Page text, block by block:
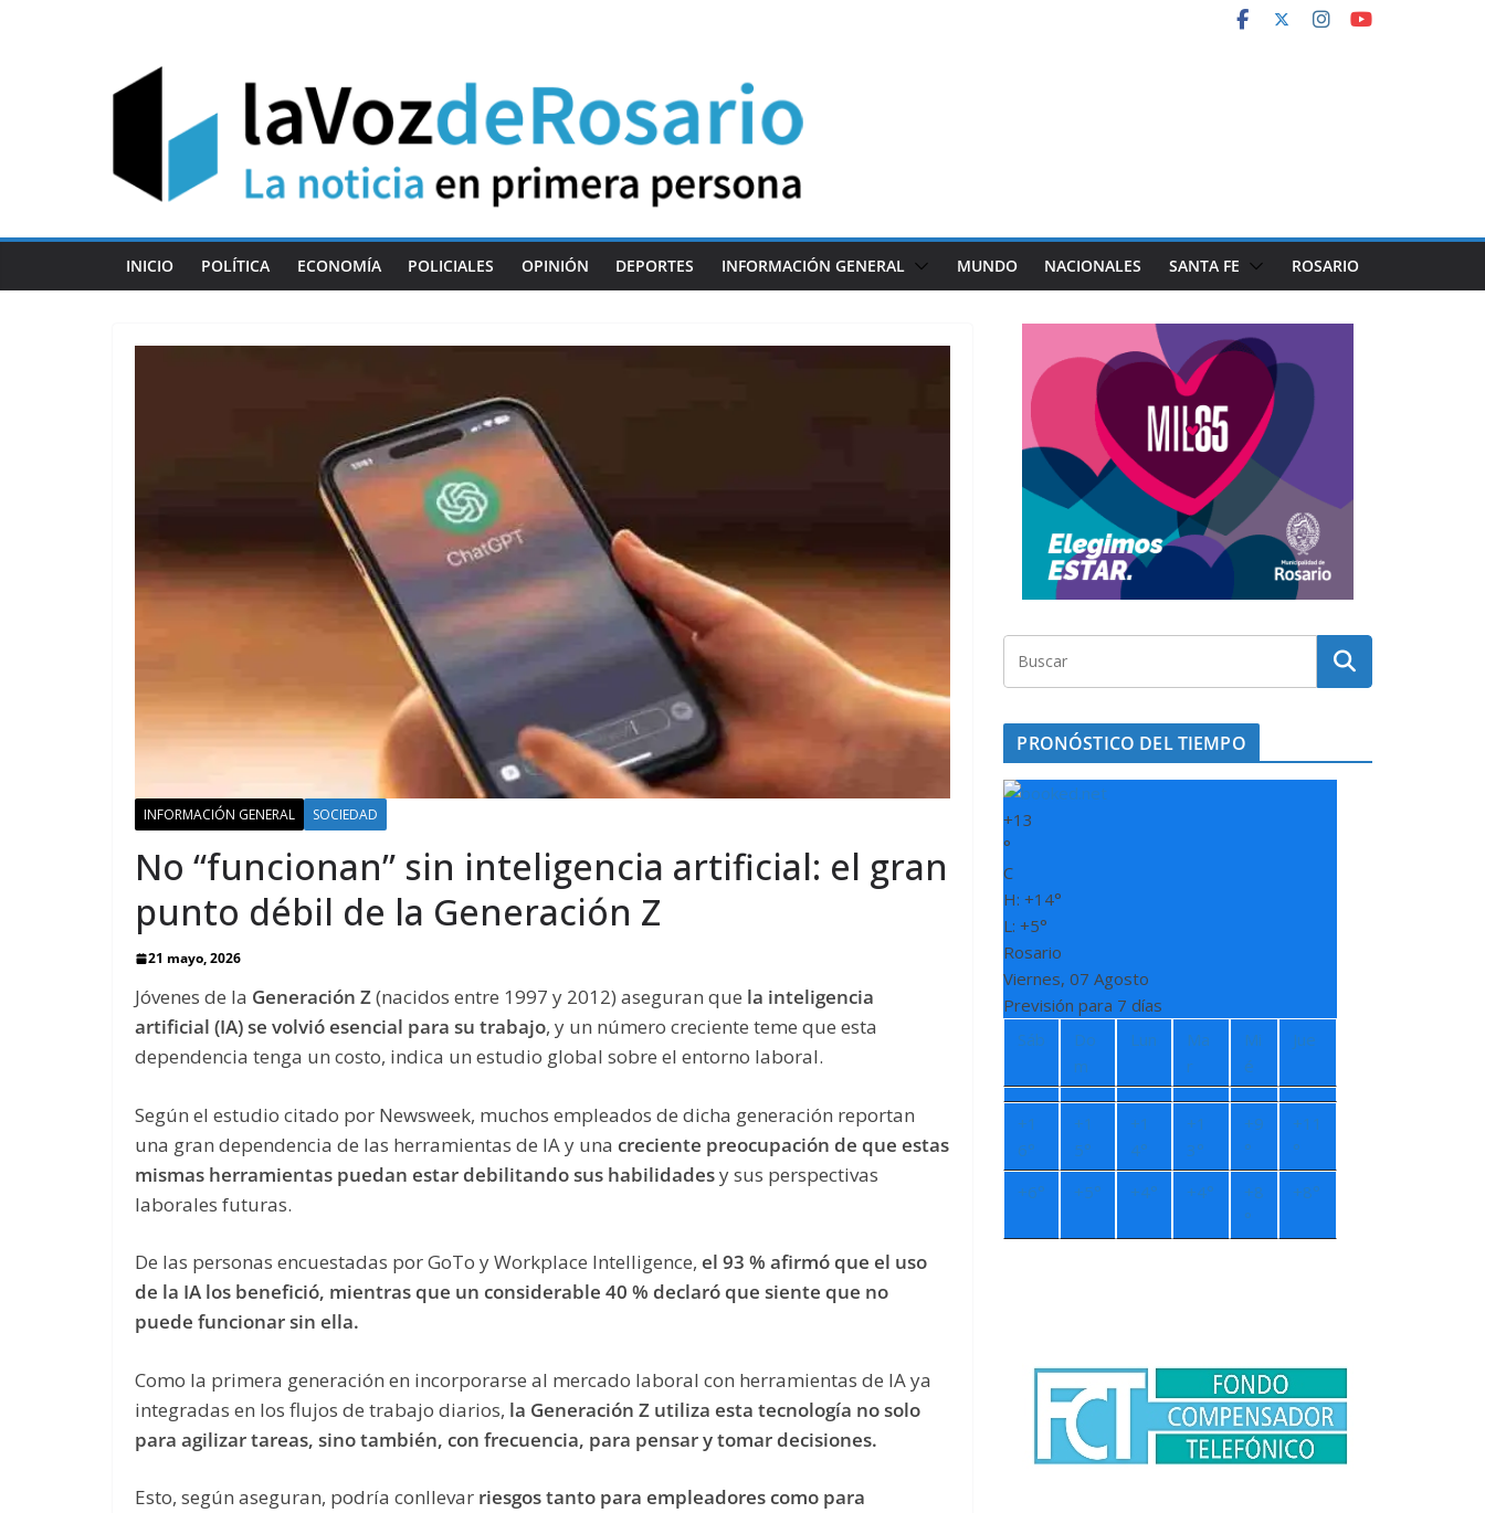
INICIO POLÍTICA ECONOMÍA POLICIALES OPINIÓN DEPORTES INFORMACIÓN GENERAL MUNDO NACIONALES SANTA FE ROSARIO
INFORMACIÓN GENERAL SOCIEDAD
No “funcionan” sin inteligencia artificial: el gran
punto débil de la Generación Z
21 mayo, 2026
Jóvenes de la Generación Z(nacidos entre 1997 y 2012) aseguran que la inteligencia
artificial (IA) se volvió esencial para su trabajo, y un número creciente teme que esta
dependencia tenga un costo, indica un estudio global sobre el entorno laboral.
Según el estudio citado por Newsweek, muchos empleados de dicha generación reportan
una gran dependencia de las herramientas de IA y una creciente preocupación de que estas
mismas herramientas puedan estar debilitando sus habilidadesy sus perspectivas
laborales futuras.
De las personas encuestadas por GoTo y Workplace Intelligence, el 93 % afirmó que el uso
de la IA los benefició, mientras que un considerable 40 % declaró que siente que no
puede funcionar sin ella.
Como la primera generación en incorporarse al mercado laboral con herramientas de IA ya
integradas en los flujos de trabajo diarios, la Generación Z utiliza esta tecnología no solo
para agilizar tareas, sino también, con frecuencia, para pensar y tomar decisiones.
Esto, según aseguran, podría conllevar riesgos tanto para empleadores como para
PRONÓSTICO DEL TIEMPO
+13
°
C
H:+14°
L:+5°
Rosario
Viernes, 07 Agosto
Previsión para 7 días
Sáb
Do
m
Lun
Ma
r
Mi
é
Jue
+1
6°
+1
5°
+1
4°
+1
3°
+9
°
+11
°
+6° +5° +4° +4° +8
°
+8°